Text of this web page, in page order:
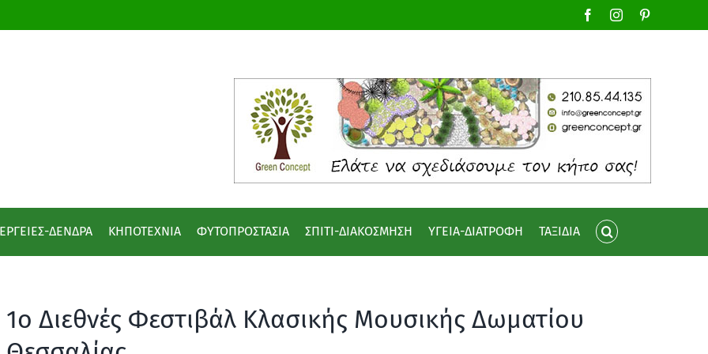
FacebookInstagram
ΔΕΝΔΡΑ ΚΗΠΟΤΕΧΝΙΑ ΦΥΤΟΠΡΟΣΤΑΣΙΑ ΣΠΙΤΙ-ΔΙΑΚΟΣΜΗΣΗ ΥΓΕΙΑ-ΔΙΑΤΡΟΦΗ ΤΑΞΙΔΙΑ
1ο Διεθνές Φεστιβάλ Κλασικής Μουσικής Δωματίου